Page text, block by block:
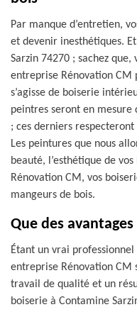
Par manque d’entretien,
et devenir inesthétiques.
Sarzin 74270 ; sachez
entreprise Rénovation CM
s’agisse de boiserie
peintres seront en mesure
; ces derniers
Les peintures que nous
beauté, l’esthétique de
Rénovation CM, vos
mangeurs de bois.
Que des
Étant un vrai
entreprise Rénovation CM
travail de qualité et un
boiserie à Contamine